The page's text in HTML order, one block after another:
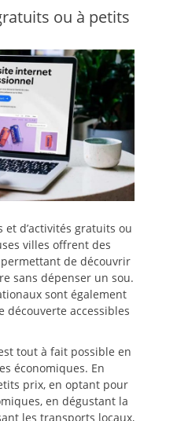
ou à petits
et d’activités gratuits ou
villes offrent des
de découvrir
sans dépenser un sou.
sont également
découverte accessibles
tout à fait possible en
économiques. En
prix, en optant pour
en dégustant la
les transports locaux,